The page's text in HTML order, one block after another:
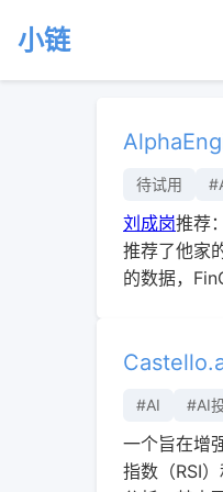
小链
待试用
刘成岗推荐
推荐了他家
的数据，
#AI #AI
一个旨在增
指数（RSI